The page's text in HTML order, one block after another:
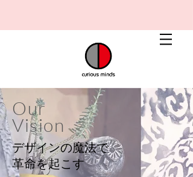
Our
Vision
デザインの魔法で
​革命を起こす